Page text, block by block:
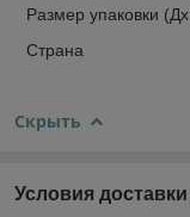
Размер упаковки
Страна
Скрыть
Условия доставки